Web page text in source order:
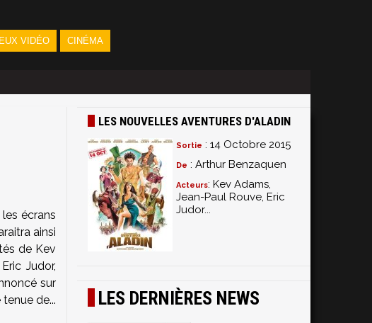
VIDÉO CINÉMA
écrans
ainsi
de Kev
Judor,
sur
de...
LES NOUVELLES AVENTURES D'ALADIN
Sortie : 14 Octobre 2015
De : Arthur Benzaquen
Acteurs: Kev Adams,
Jean-Paul Rouve, Eric
Judor...
LES DERNIÈRES NEWS